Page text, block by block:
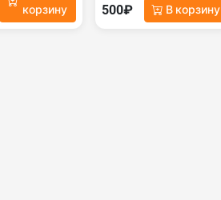
корзину
500₽ В корзину